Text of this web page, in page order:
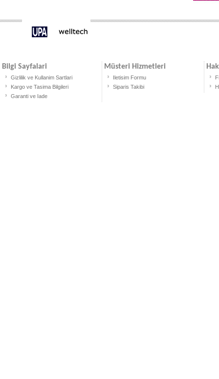
Bilgi Sayfalari
Gizlilik ve Kullanim Sartlari
Kargo ve Tasima Bilgileri
Garanti ve Iade
Müsteri Hizmetleri
Iletisim Formu
Siparis Takibi